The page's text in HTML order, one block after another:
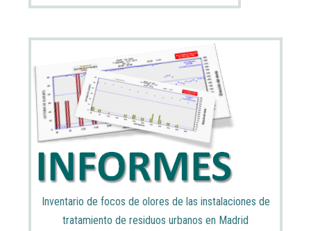
Inventario de focos de olores de las instalaciones de
tratamiento de residuos urbanos en Madrid